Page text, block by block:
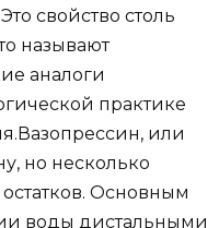
свойство столь
называют
аналоги
практике
или
но несколько
Основным
воды дистальными